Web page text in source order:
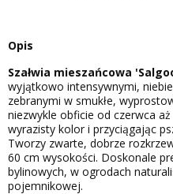
Opis
Szałwia mieszańcowa
wyjątkowo intensywnymi,
zebranymi w smukłe,
niezwykle obficie od czerwca
wyrazisty kolor i przyciągając
Tworzy zwarte, dobrze
60 cm wysokości. Doskonale
bylinowych, w ogrodach
pojemnikowej.